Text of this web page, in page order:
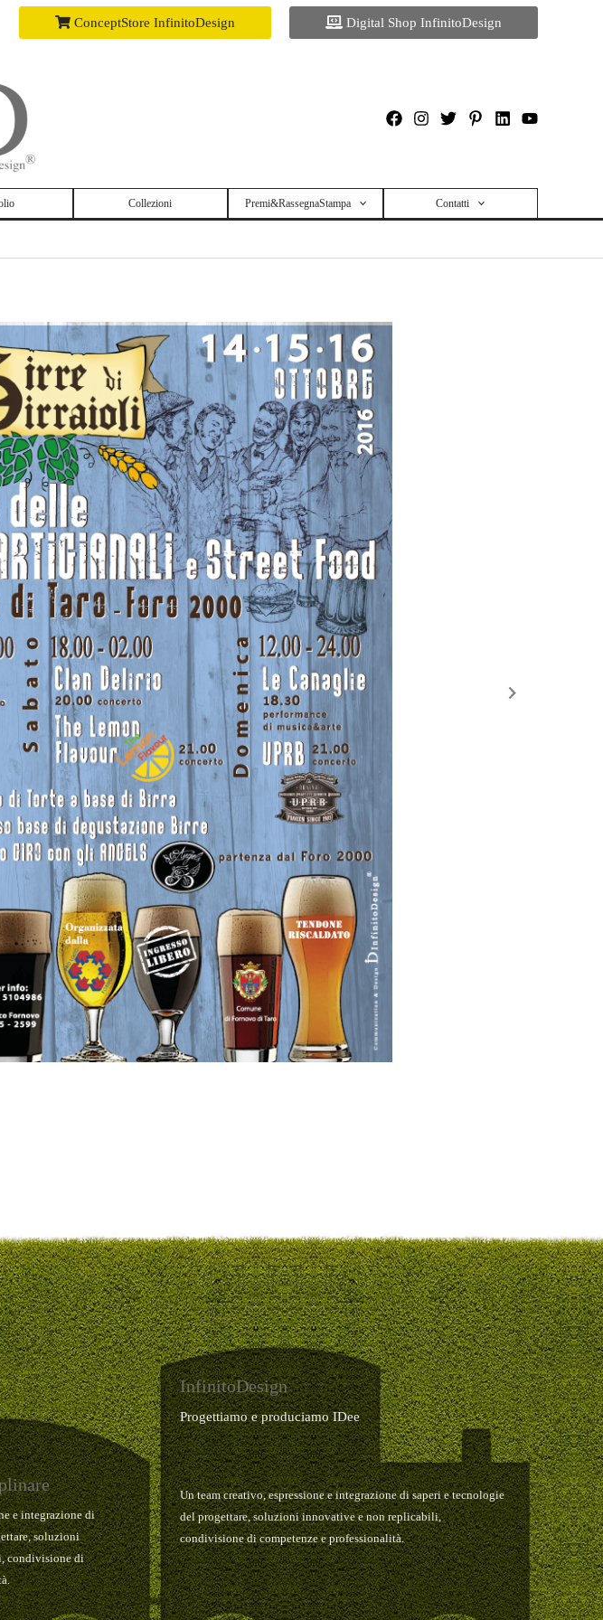
ConceptStore InfinitoDesign Digital Shop InfinitoDesign
Collezioni Premi&RassegnaStampa Contatti
e integrazione di
soluzioni
condivisione di
InfinitoDesign
Progettiamo e produciamo IDee
Un team creativo, espressione e integrazione di saperi e tecnologie
del progettare, soluzioni innovative e non replicabili,
condivisione di competenze e professionalità.